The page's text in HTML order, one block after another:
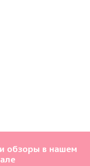
обзоры в нашем